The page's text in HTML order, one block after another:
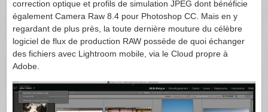
correction optique et profils de simulation JPEG dont bénéficie
également Camera Raw 8.4 pour Photoshop CC. Mais en y
regardant de plus près, la toute dernière mouture du célèbre
logiciel de flux de production RAW possède de quoi échanger
des fichiers avec Lightroom mobile, via le Cloud propre à
Adobe.